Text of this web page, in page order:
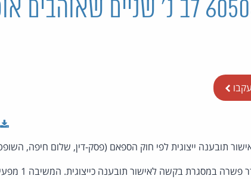
ת"צ 60508-02-20 לב נ' שניים
עקבו
תובענה ייצוגית לפי חוק הספאם (פסק-דין, שלום חיפה,
בקשה לאישור